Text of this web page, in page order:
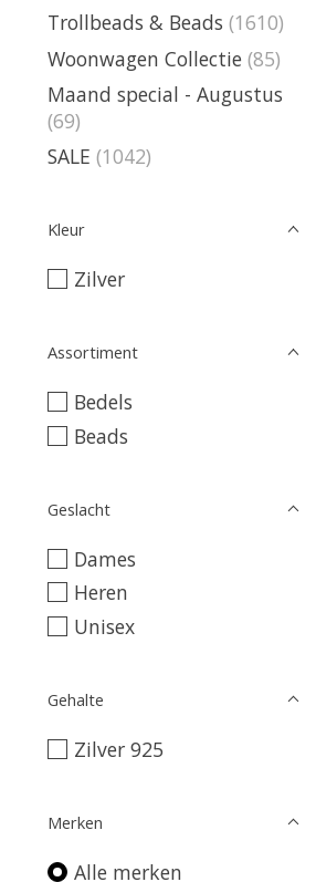
Trollbeads & Beads (1610)
Woonwagen Collectie (85)
Maand special - Augustus
(69)
SALE (1042)
Kleur
Zilver
Assortiment
Bedels
Beads
Geslacht
Dames
Heren
Unisex
Gehalte
Zilver 925
Merken
Alle merken